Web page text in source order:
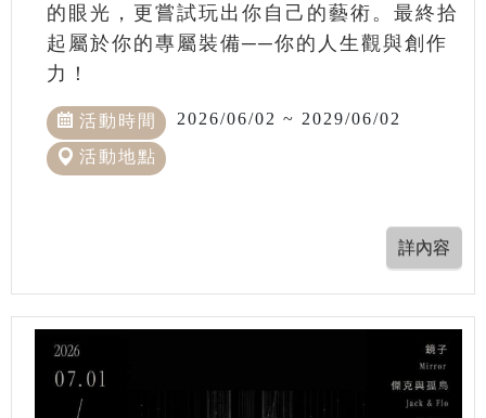
的眼光，更嘗試玩出你自己的藝術。最終拾
起屬於你的專屬裝備──你的人生觀與創作
力！
活動時間 2026/06/02 ~ 2029/06/02
活動地點